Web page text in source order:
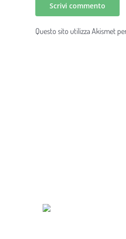
Questo sito utilizza Akismet